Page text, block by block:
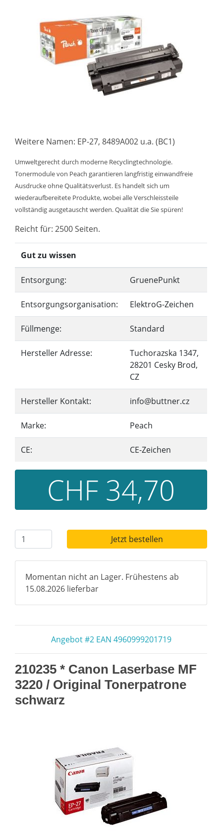
Weitere Namen: EP-27, 8489A002 u.a. (BC1)
Umweltgerecht durch moderne Recyclingtechnologie.
Tonermodule von Peach garantieren langfristig einwandfreie
Ausdrucke ohne Qualitätsverlust. Es handelt sich um
wiederaufbereitete Produkte, wobei alle Verschleissteile
vollständig ausgetauscht werden. Qualität die Sie spüren!
Reicht für: 2500 Seiten.
Gut zu wissen
Entsorgung: GruenePunkt
Entsorgungsorganisation: ElektroG-Zeichen
Füllmenge: Standard
Hersteller Adresse:
Tuchorazska 1347,
28201 Cesky Brod,
CZ
Hersteller Kontakt: info@buttner.cz
Marke: Peach
CE: CE-Zeichen
CHF 34,70
Jetzt bestellen
Momentan nicht an Lager. Frühestens ab
15.08.2026 lieferbar
Angebot #2 EAN 4960999201719
210235 * Canon Laserbase MF
3220 / Original Tonerpatrone
schwarz